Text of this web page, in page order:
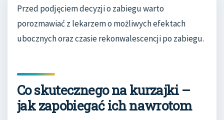
Przed podjęciem decyzji o zabiegu warto
porozmawiać z lekarzem o możliwych efektach
ubocznych oraz czasie rekonwalescencji po zabiegu.
Co skutecznego na kurzajki –
jak zapobiegać ich nawrotom